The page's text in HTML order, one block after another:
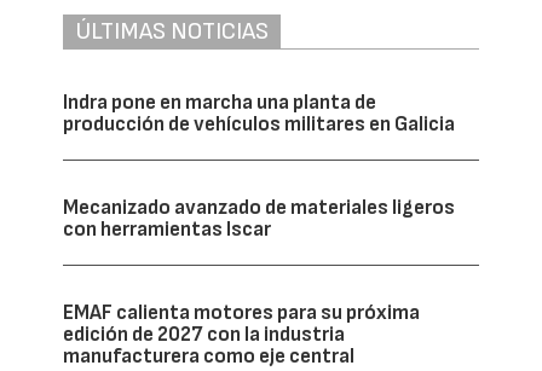
ÚLTIMAS NOTICIAS
Indra pone en marcha una planta de
producción de vehículos militares en Galicia
Mecanizado avanzado de materiales ligeros
con herramientas Iscar
EMAF calienta motores para su próxima
edición de 2027 con la industria
manufacturera como eje central